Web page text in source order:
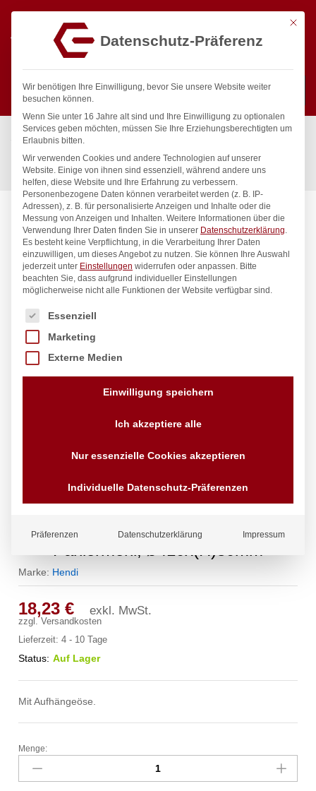
Suchen
Start / Gastronomiebedarf & Gastro Geräte für Profis
Küchenartikel
Backutensilien
Backsieb, rund, HENDI, für Paniermehl, ø410x(H)80mm
Backsieb, rund, HENDI, für
Marke: Hendi
18,23€ exkl. MwSt.
zzgl.Versandkosten
Lieferzeit:4 - 10 Tage
Status: Auf Lager
Mit Aufhängeöse.
Backsieb,
rund,
HENDI,
Menge:
Mit
Datenschutz-Präferenz
Wir benötigen Ihre Einwilligung, bevor Sie unsere Website weiter
besuchen können.
Wenn Sie unter 16 Jahre alt sind und Ihre Einwilligung zu optionalen
Services geben möchten, müssen Sie Ihre Erziehungsberechtigten um
Erlaubnis bitten.
Wir verwenden Cookies und andere Technologien auf unserer
Website. Einige von ihnen sind essenziell, während andere uns
helfen, diese Website und Ihre Erfahrung zu verbessern.
Personenbezogene Daten können verarbeitet werden (z. B. IP-
Adressen), z. B. für personalisierte Anzeigen und Inhalte oder die
Messung von Anzeigen und Inhalten. Weitere Informationen über die
Verwendung Ihrer Daten finden Sie in unserer Datenschutzerklärung.
Es besteht keine Verpflichtung, in die Verarbeitung Ihrer Daten
einzuwilligen, um dieses Angebot zu nutzen. Sie können Ihre Auswahl
jederzeit unter Einstellungen widerrufen oder anpassen. Bitte
beachten Sie, dass aufgrund individueller Einstellungen
möglicherweise nicht alle Funktionen der Website verfügbar sind.
Es folgt eine Liste der Service-Gruppen, für die eine
Essenziell
Marketing
Externe Medien
Einwilligung speichern
Ich akzeptiere alle
Nur essenzielle Cookies akzeptieren
Individuelle Datenschutz-Präferenzen
Präferenzen Datenschutzerklärung Impressum